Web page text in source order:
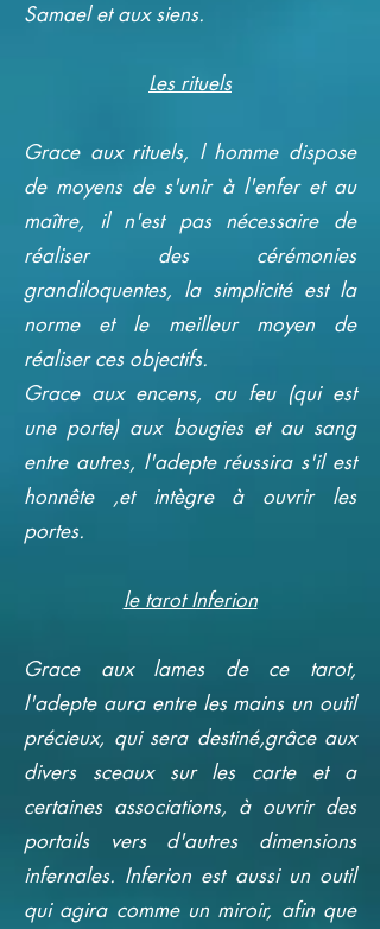
Samael et aux siens.
Les rituels
Grace aux rituels, l homme dispose
de moyens de s'unir à l'enfer et au
maître, il n'est pas nécessaire de
réaliser des cérémonies
grandiloquentes, la simplicité est la
norme et le meilleur moyen de
réaliser ces objectifs.
Grace aux encens, au feu (qui est
une porte) aux bougies et au sang
entre autres, l'adepte réussira s'il est
honnête ,et intègre à ouvrir les
portes.
le tarot Inferion
Grace aux lames de ce tarot,
l'adepte aura entre les mains un outil
précieux, qui sera destiné,grâce aux
divers sceaux sur les carte et a
certaines associations, à ouvrir des
portails vers d'autres dimensions
infernales. Inferion est aussi un outil
qui agira comme un miroir, afin que